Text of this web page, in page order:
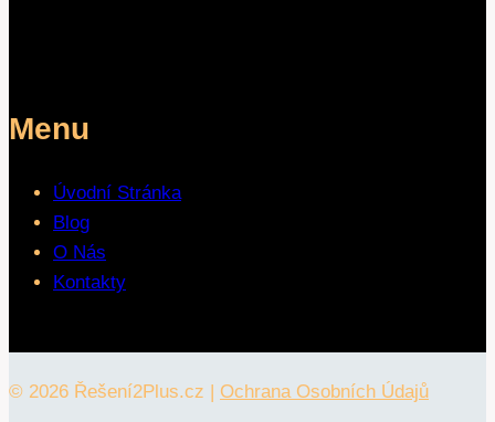
Menu
Úvodní Stránka
Blog
O Nás
Kontakty
© 2026 Řešení2Plus.cz | Ochrana Osobních Údajů